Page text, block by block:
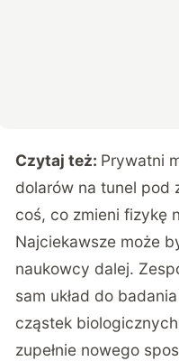
Czytaj też: Prywatni
dolarów na tunel pod
coś, co zmieni fizykę
Najciekawsze może
naukowcy dalej.
sam układ do
cząstek
zupełnie nowego